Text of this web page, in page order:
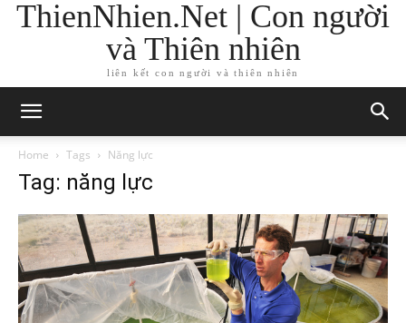
ThienNhien.Net | Con người
và Thiên nhiên
liên kết con người và thiên nhiên
Home Tags Năng lực
Tag: năng lực